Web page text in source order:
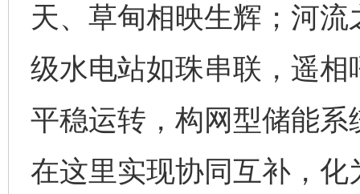
天、草甸相映生辉；河
级水电站如珠串联，遥
平稳运转，构网型储能
在这里实现协同互补，